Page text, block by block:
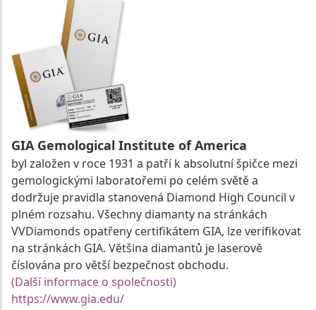
GIA Gemological Institute of America
byl založen v roce 1931 a patří k absolutní špičce mezi
gemologickými laboratořemi po celém světě a
dodržuje pravidla stanovená Diamond High Council v
plném rozsahu. Všechny diamanty na stránkách
VVDiamonds opatřeny certifikátem GIA, lze verifikovat
na stránkách GIA. Většina diamantů je laserově
číslována pro větší bezpečnost obchodu.
(Další informace o společnosti)
https://www.gia.edu/